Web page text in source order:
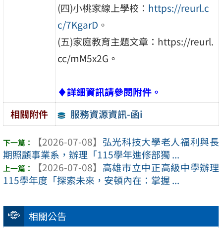
相關公告
(四)小桃家線上學校： https://reurl.c
c/7KgarD 。
(五)家庭教育主題文章：https://reurl.
cc/mM5x2G。
♦詳細資訊請參閱附件。
相關附件
服務資源資訊-函i
【2026-07-08】 弘光科技大學老人福利與長
期照顧事業系，辦理「115學年進修部獨 ...
【2026-07-08】 高雄市立中正高級中學辦理
115學年度「探索未來，安頓內在：掌握 ...